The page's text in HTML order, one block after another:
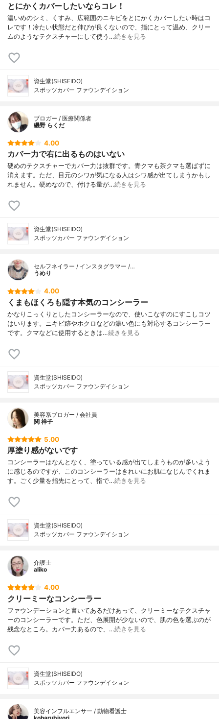
とにかくカバーしたいならコレ！
濃いめのシミ、くすみ、広範囲のニキビをとにかくカバーしたい時はコ
レです！冷たい状態だと伸びが良くないので、指にとって温め、クリー
ムのようなテクスチャーにして使う…続きを見る
資生堂(SHISEIDO)
スポッツカバー ファウンデイション
ブロガー / 医療関係者
磯野 らくだ
4.00
カバー力で右に出るものはいない
硬めのテクスチャーでカバー力は抜群です。青クマも茶クマも選ばずに
消えます。ただ、目元のシワが気になる人はシワ感が出てしまうかもし
れません。硬めなので、付ける量が…続きを見る
資生堂(SHISEIDO)
スポッツカバー ファウンデイション
セルフネイラー / インスタグラマー /…
うめり
4.00
くまもほくろも隠す本気のコンシーラー
かなりこっくりとしたコンシーラーなので、使いこなすのにすこしコツ
はいります。ニキビ跡やホクロなどの濃い色にも対応するコンシーラー
です。クマなどに使用するときは…続きを見る
資生堂(SHISEIDO)
スポッツカバー ファウンデイション
美容系ブロガー / 会社員
関 祥子
5.00
厚塗り感がないです
コンシーラーはなんとなく、塗っている感が出てしまうものが多いよう
に感じるのですが、このコンシーラーはきれいにお肌になじんでくれま
す。ごく少量を指先にとって、指で…続きを見る
資生堂(SHISEIDO)
スポッツカバー ファウンデイション
介護士
aliko
4.00
クリーミーなコンシーラー
ファウンデーションと書いてあるだけあって、クリーミーなテクスチャ
ーのコンシーラーです。ただ、色展開が少ないので、肌の色を選ぶのが
残念なところ。カバー力あるので、…続きを見る
資生堂(SHISEIDO)
スポッツカバー ファウンデイション
美容インフルエンサー / 動物看護士